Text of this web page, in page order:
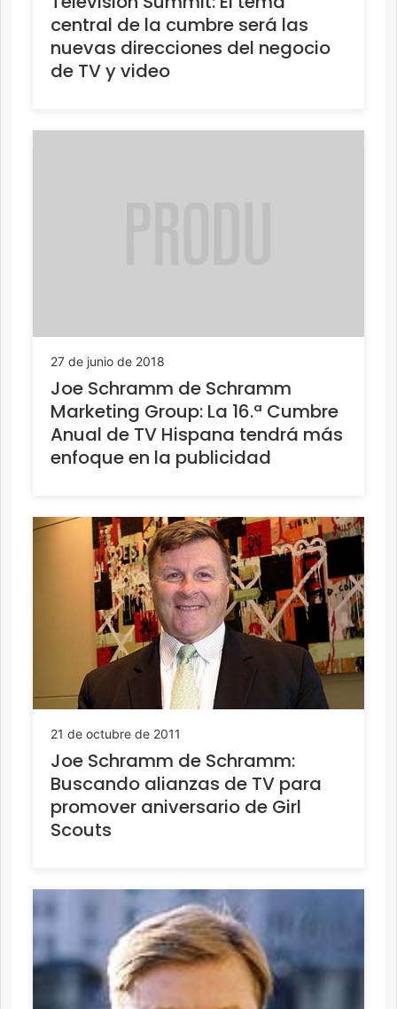
central de la cumbre será las
nuevas direcciones del negocio
de TV y video
27 de junio de 2018
Joe Schramm de Schramm
Marketing Group: La 16.ª Cumbre
Anual de TV Hispana tendrá más
enfoque en la publicidad
21 de octubre de 2011
Joe Schramm de Schramm:
Buscando alianzas de TV para
promover aniversario de Girl
Scouts